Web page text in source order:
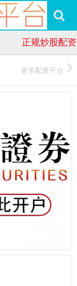
正规炒股配
更多配资平台